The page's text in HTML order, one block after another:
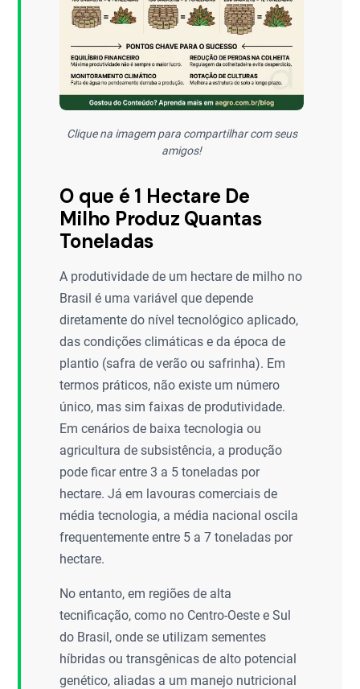
Clique na imagem para compartilhar com seus
amigos!
O que é 1 Hectare De
Milho Produz Quantas
Toneladas
A produtividade de um hectare de milho no
Brasil é uma variável que depende
diretamente do nível tecnológico aplicado,
das condições climáticas e da época de
plantio (safra de verão ou safrinha). Em
termos práticos, não existe um número
único, mas sim faixas de produtividade.
Em cenários de baixa tecnologia ou
agricultura de subsistência, a produção
pode ficar entre 3 a 5 toneladas por
hectare. Já em lavouras comerciais de
média tecnologia, a média nacional oscila
frequentemente entre 5 a 7 toneladas por
hectare.
No entanto, em regiões de alta
tecnificação, como no Centro-Oeste e Sul
do Brasil, onde se utilizam sementes
híbridas ou transgênicas de alto potencial
genético, aliadas a um manejo nutricional